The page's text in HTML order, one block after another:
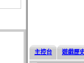
主控台 遊戲歷